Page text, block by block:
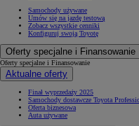
Samochody używane
Umów się na jazdę testową
Zobacz wszystkie cenniki
Konfiguruj swoją Toyotę
Oferty specjalne i Finansowanie
Oferty specjalne i Finansowanie
Aktualne oferty
Finał wyprzedaży 2025
Samochody dostawcze Toyota
Oferta biznesowa
Auta używane